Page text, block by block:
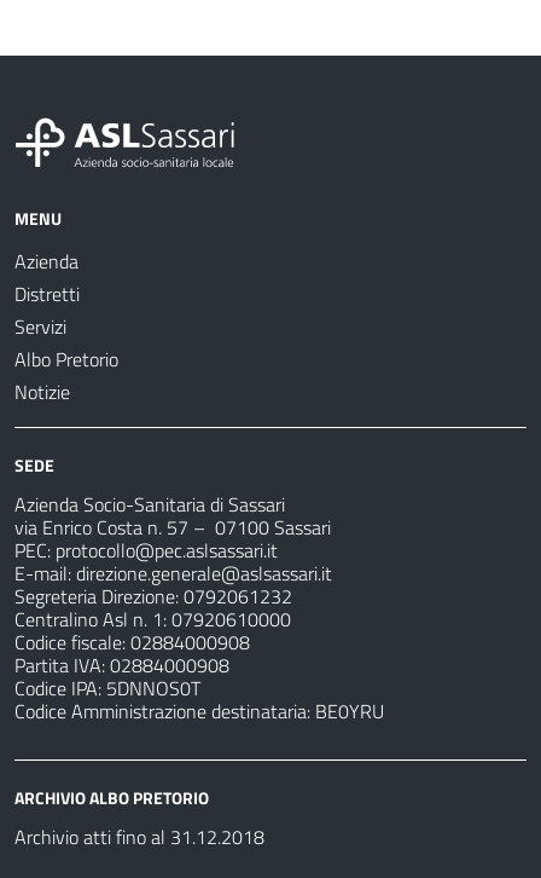
MENU
Azienda
Distretti
Servizi
Albo Pretorio
Notizie
SEDE
Azienda Socio-Sanitaria di Sassari
via Enrico Costa n. 57 – 07100 Sassari
PEC: protocollo@pec.aslsassari.it
E-mail:direzione.generale@aslsassari.it
Segreteria Direzione: 0792061232
Centralino Asl n. 1: 07920610000
Codice fiscale: 02884000908
Partita IVA: 02884000908
Codice IPA: 5DNNOS0T
Codice Amministrazione destinataria: BE0YRU
ARCHIVIO ALBO PRETORIO
Archivio atti fino al 31.12.2018